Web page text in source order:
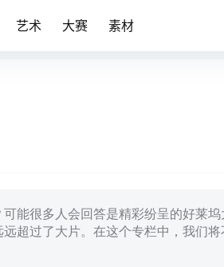
艺术 大赛 素材
能很多人会回答是精彩纷呈的好莱坞
超过了大片。在这个专栏中，我们将